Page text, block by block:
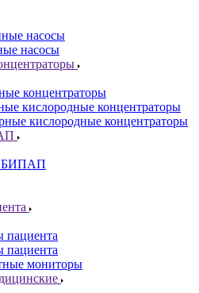
насосы
насосы
концентраторы
кислородные концентраторы
кислородные концентраторы
мониторы